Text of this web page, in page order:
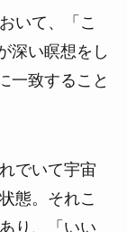
いて、「こ
深い瞑想をし
一致すること
でいて宇宙
態。それこ
り、「いい